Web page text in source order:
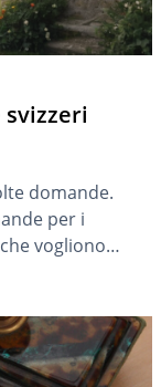
domande.
per i
vogliono
con la legge
sapere gli
testamento.